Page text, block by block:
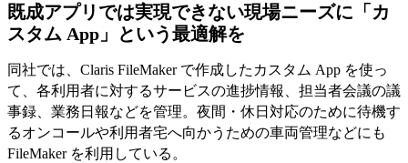
既成アプリでは実現できない現場ニーズに「カ
スタム App」という最適解を
同社では、Claris FileMaker で作成したカスタム App を使っ
て、各利用者に対するサービスの進捗情報、担当者会議の議
事録、業務日報などを管理。夜間・休日対応のために待機す
るオンコールや利用者宅へ向かうための車両管理などにも
FileMaker を利用している。